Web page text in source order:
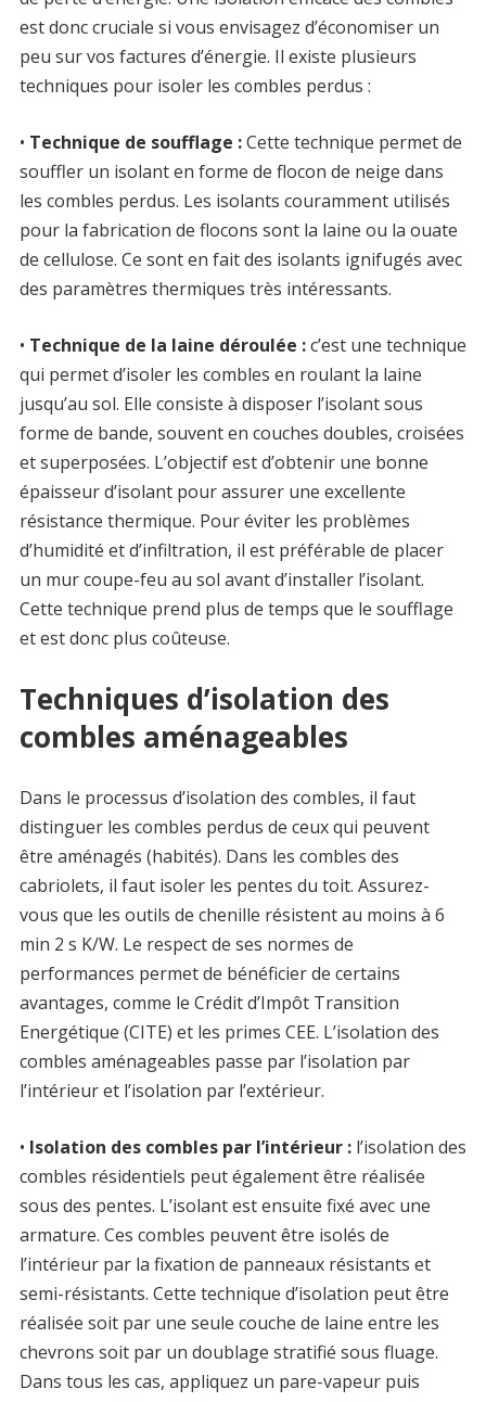
est donc cruciale si vous envisagez d’économiser un
peu sur vos factures d’énergie. Il existe plusieurs
techniques pour isoler les combles perdus :
• Technique de soufflage :Cette technique permet de
souffler un isolant en forme de flocon de neige dans
les combles perdus. Les isolants couramment utilisés
pour la fabrication de flocons sont la laine ou la ouate
de cellulose. Ce sont en fait des isolants ignifugés avec
des paramètres thermiques très intéressants.
• Technique de la laine déroulée :c’est une technique
qui permet d’isoler les combles en roulant la laine
jusqu’au sol. Elle consiste à disposer l’isolant sous
forme de bande, souvent en couches doubles, croisées
et superposées. L’objectif est d’obtenir une bonne
épaisseur d’isolant pour assurer une excellente
résistance thermique. Pour éviter les problèmes
d’humidité et d’infiltration, il est préférable de placer
un mur coupe-feu au sol avant d’installer l’isolant.
Cette technique prend plus de temps que le soufflage
et est donc plus coûteuse.
Techniques d’isolation des
combles aménageables
Dans le processus d’isolation des combles, il faut
distinguer les combles perdus de ceux qui peuvent
être aménagés (habités). Dans les combles des
cabriolets, il faut isoler les pentes du toit. Assurez-
vous que les outils de chenille résistent au moins à 6
min 2 s K/W. Le respect de ses normes de
performances permet de bénéficier de certains
avantages, comme le Crédit d’Impôt Transition
Energétique (CITE) et les primes CEE. L’isolation des
combles aménageables passe par l’isolation par
l’intérieur et l’isolation par l’extérieur.
• Isolation des combles par l’intérieur :l’isolation des
combles résidentiels peut également être réalisée
sous des pentes. L’isolant est ensuite fixé avec une
armature. Ces combles peuvent être isolés de
l’intérieur par la fixation de panneaux résistants et
semi-résistants. Cette technique d’isolation peut être
réalisée soit par une seule couche de laine entre les
chevrons soit par un doublage stratifié sous fluage.
Dans tous les cas, appliquez un pare-vapeur puis